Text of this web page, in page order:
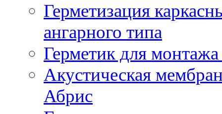
Герметизация
ангарного типа
Герметик для
Акустическая
Абрис